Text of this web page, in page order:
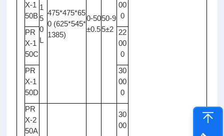
1
5
0
L
475*475*65
0 (625*545*
1385)
0-50
±0.5
50-9
5±2
X-1
50B
00
0
PR
X-1
50C
22
00
0
PR
X-1
50D
30
00
0
PR
X-2
50A
30
00